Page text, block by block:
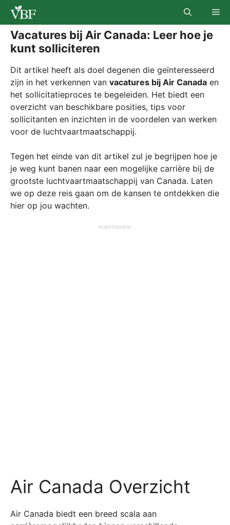
Skip
content
Vacatures bij Air Canada: Leer hoe je
kunt solliciteren
Dit artikel heeft als doel degenen die geïnteresseerd
zijn in het verkennen van vacatures bij Air Canada en
het sollicitatieproces te begeleiden. Het biedt een
overzicht van beschikbare posities, tips voor
sollicitanten en inzichten in de voordelen van werken
voor de luchtvaartmaatschappij.
Tegen het einde van dit artikel zul je begrijpen hoe je
je weg kunt banen naar een mogelijke carrière bij de
grootste luchtvaartmaatschappij van Canada. Laten
we op deze reis gaan om de kansen te ontdekken die
hier op jou wachten.
ADVERTISEMENT
Air Canada Overzicht
Air Canada biedt een breed scala aan